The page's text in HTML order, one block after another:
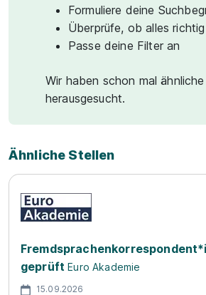
Formuliere deine
Überprüfe, ob alles
Passe deine Filter an
Wir haben schon mal
herausgesucht.
Ähnliche Stellen
geprüft Euro Akademie
15.09.2026